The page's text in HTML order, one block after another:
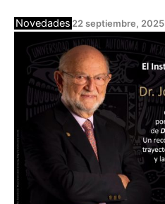
Novedades 22 septiembre, 2025